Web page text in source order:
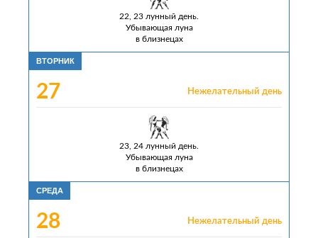
22, 23 лунный день.
Убывающая луна
в близнецах
ВТОРНИК
27 Нежелательный день
23, 24 лунный день.
Убывающая луна
в близнецах
СРЕДА
28 Нежелательный день